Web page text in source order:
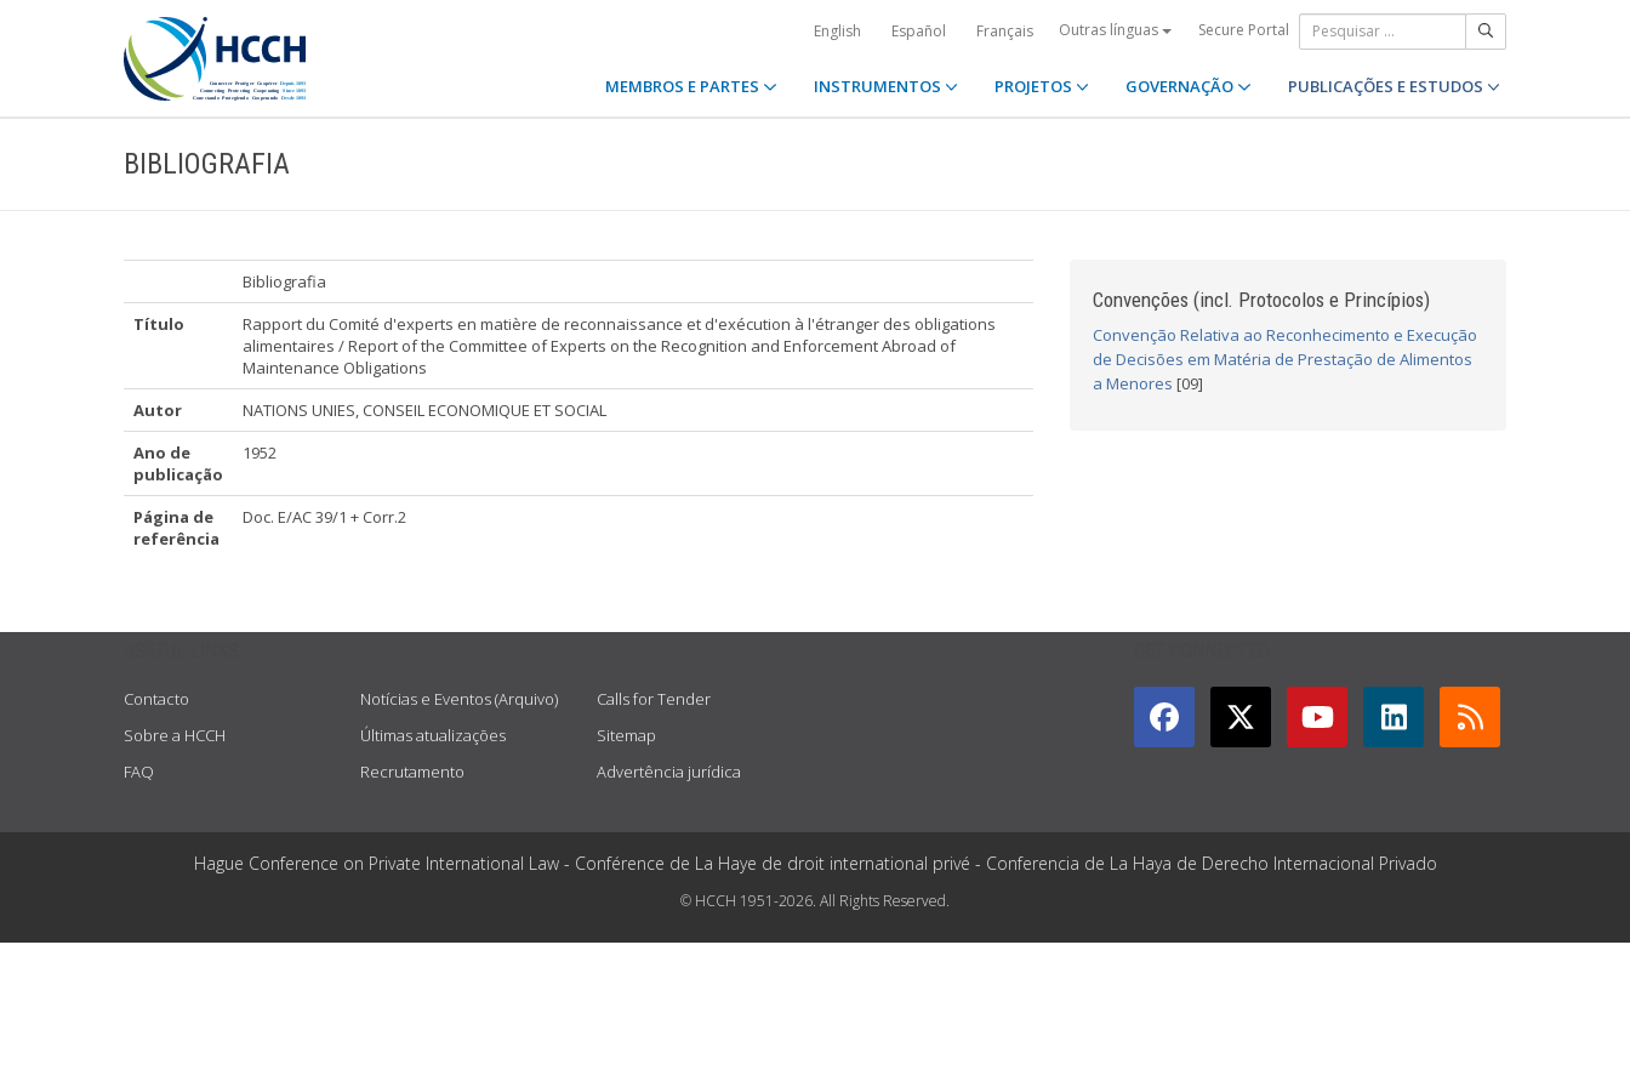
English Español Français Outras línguas Secure Portal
MEMBROS E PARTES INSTRUMENTOS PROJETOS GOVERNAÇÃO PUBLICAÇÕES E ESTUDOS
BIBLIOGRAFIA
Bibliografia
Título
Rapport du Comité d'experts en matière de reconnaissance et d'exécution à l'étranger des obligations
alimentaires / Report of the Committee of Experts on the Recognition and Enforcement Abroad of
Maintenance Obligations
Autor
NATIONS UNIES, CONSEIL ECONOMIQUE ET SOCIAL
Ano de
publicação
1952
Página de
referência
Doc. E/AC 39/1 + Corr.2
Convenções (incl. Protocolos e Princípios)
Convenção Relativa ao Reconhecimento e Execução
de Decisões em Matéria de Prestação de Alimentos
a Menores [09]
Contacto
Sobre a HCCH
FAQ
Notícias e Eventos (Arquivo)
Últimas atualizações
Recrutamento
Calls for Tender
Sitemap
Advertência jurídica
Hague Conference on Private International Law - Conférence de La Haye de droit international privé - Conferencia de La Haya de Derecho Internacional Privado
© HCCH 1951-2026. All Rights Reserved.